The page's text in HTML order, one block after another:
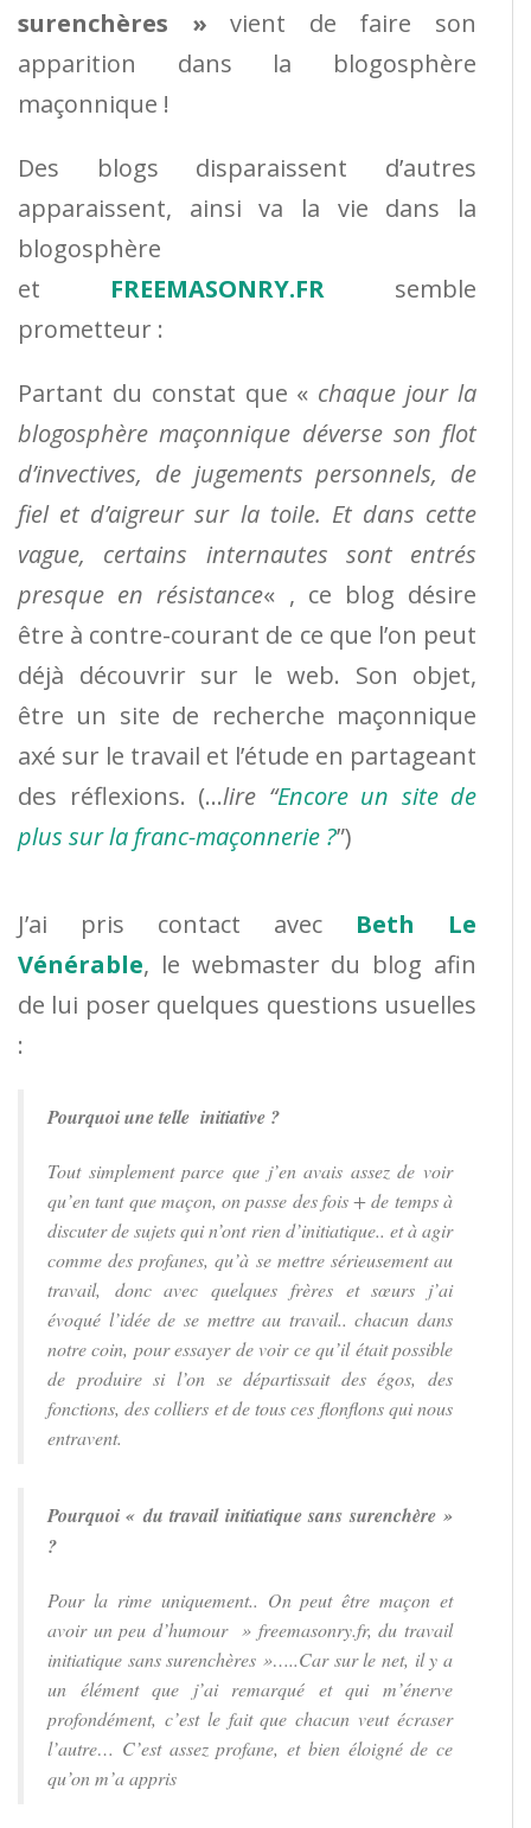
surenchères » vient de faire son
apparition dans la blogosphère
maçonnique !
Des blogs disparaissent d’autres
apparaissent, ainsi va la vie dans la
blogosphère
et FREEMASONRY.FR
semble
prometteur :
Partant du constat que « chaque jour la
blogosphère maçonnique déverse son flot
d’invectives, de jugements personnels, de
fiel et d’aigreur sur la toile. Et dans cette
vague, certains internautes sont entrés
presque en résistance« , ce blog désire
être à contre-courant de ce que l’on peut
déjà découvrir sur le web. Son objet,
être un site de recherche maçonnique
axé sur le travail et l’étude en partageant
des réflexions. (…lire “Encore un site de
plus sur la franc-maçonnerie ?”)
J’ai pris contact avec Beth Le
Vénérable, le webmaster du blog afin
de lui poser quelques questions usuelles
:
Pourquoi une telle initiative ?
Tout simplement parce que j’en avais assez de voir
qu’en tant que maçon, on passe des fois + de temps à
discuter de sujets qui n’ont rien d’initiatique.. et à agir
comme des profanes, qu’à se mettre sérieusement au
travail, donc avec quelques frères et sœurs j’ai
évoqué l’idée de se mettre au travail..chacun dans
notre coin, pour essayer de voir ce qu’il était possible
de produire si l’on se départissait des égos, des
fonctions, des colliers et de tous ces flonflons qui nous
entravent.
Pourquoi «du travail initiatique sans surenchère»
?
Pour la rime uniquement.. On peut être maçon et
avoir un peu d’humour » freemasonry.fr, du travail
initiatique sans surenchères »…..Car sur le net, il y a
un élément que j’ai remarqué et qui m’énerve
profondément, c’est le fait que chacun veut écraser
l’autre… C’est assez profane, et bien éloigné de ce
qu’on m’a appris